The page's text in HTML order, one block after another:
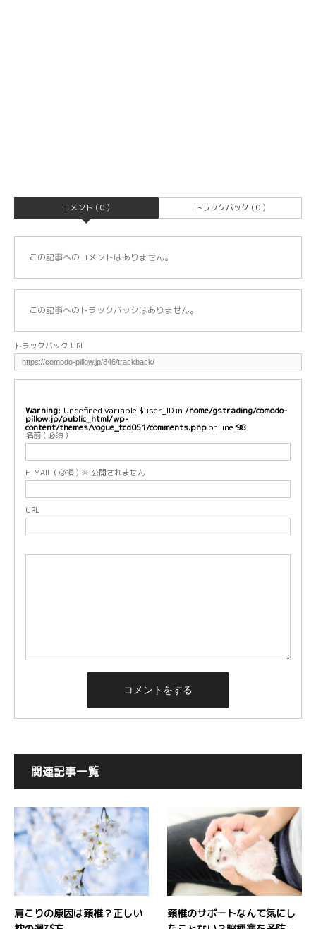
コメント ( 0 ) トラックバック ( 0 )
この記事へのコメントはありません。
この記事へのトラックバックはありません。
トラックバック URL
Warning : Undefined variable $user_ID in /home/gstrading/comodo-
pillow.jp/public_html/wp-
content/themes/vogue_tcd051/comments.phpon line 98
名前 ( 必須 )
E-MAIL ( 必須 ) ※ 公開されません
URL
関連記事一覧
肩こりの原因は頚椎？正しい
頚椎のサポートなんて気にし